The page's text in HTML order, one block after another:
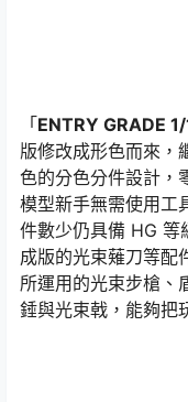
「ENTRY GRADE
版修改成形色而來，
色的分色分件設計，
模型新手無需使用工
件數少仍具備 HG 等
成版的光束薙刀等配
所運用的光束步槍、
錘與光束戟，能夠把